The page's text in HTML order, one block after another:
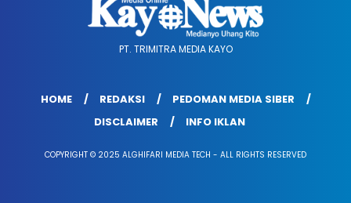
PT. TRIMITRA MEDIA KAYO
HOME REDAKSI
PEDOMAN MEDIA SIBER
DISCLAIMER
INFO IKLAN
COPYRIGHT © 2025 ALGHIFARI MEDIA TECH - ALL RIGHTS RESERVED